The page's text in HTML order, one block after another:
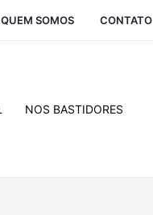
QUEM SOMOS CONTATO
NOS BASTIDORES